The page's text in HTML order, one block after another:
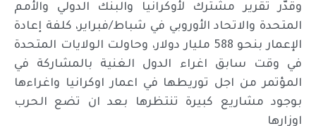
وقدّر تقرير مشترك لأوكرانيا والبنك الدولي والأمم
المتحدة والاتحاد الأوروبي في شباط/فبراير، كلفة إعادة
الإعمار بنحو 588 مليار دولار، وحاولت الولايات المتحدة
في وقت سابق اغراء الدول الغنية بالمشاركة في
المؤتمر من اجل توريطها في اعمار اوكرانيا واغراءها
بوجود مشاريع كبيرة تنتظرها بعد ان تضع الحرب
اوزارها